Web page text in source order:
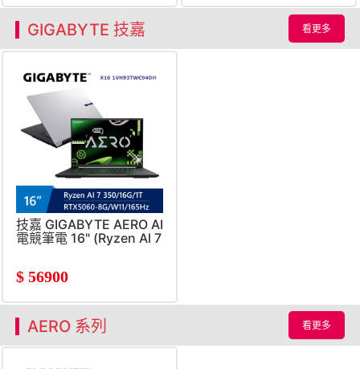
GIGABYTE 技嘉 看更多
技嘉 GIGABYTE AERO AI
電競筆電 16" (Ryzen Al 7
350/16G/1T/RTX5060-
$ 56900
AERO 系列 看更多